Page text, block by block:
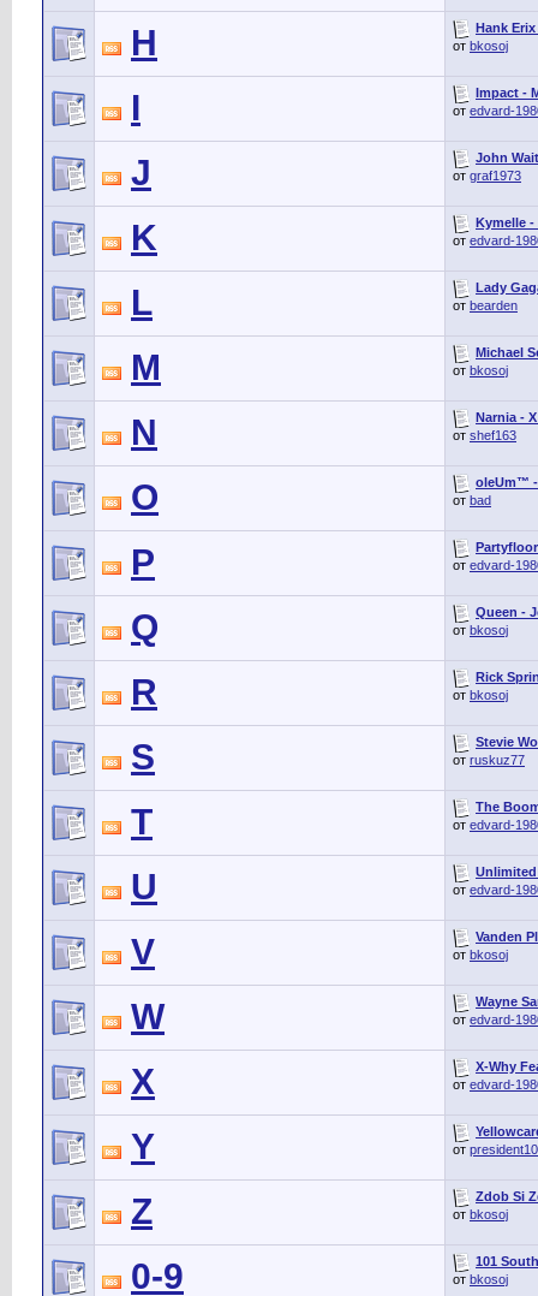
H
Hank
от bkosoj
I
Impact -
от edvard-
J
John
от graf1973
K
Kymelle -
от edvard-
L
Lady
от bearden
M
Michael
от bkosoj
N
Narnia -
от shef163
O
oleUm™
от bad
P
от edvard-
Q
Queen -
от bkosoj
R
Rick
от bkosoj
S
Stevie
от ruskuz77
T
The
от edvard-
U
Unlimited
от edvard-
V
Vanden
от bkosoj
W
Wayne
от edvard-
X
X-Why
от edvard-
Y
от
Z
Zdob Si
от bkosoj
0-9
101
от bkosoj